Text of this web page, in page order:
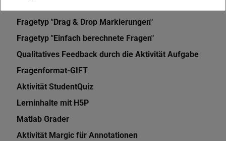
Fragetyp "Drag & Drop Markierungen"
Fragetyp "Einfach berechnete Fragen"
Qualitatives Feedback durch die Aktivität Aufgabe
Fragenformat-GIFT
Aktivität StudentQuiz
Lerninhalte mit H5P
Matlab Grader
Aktivität Margic für Annotationen